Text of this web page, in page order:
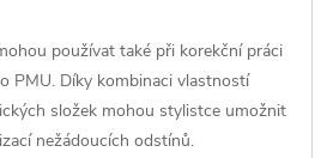
používat také při korekční práci
PMU. Díky kombinaci vlastností
složek mohou stylistce umožnit
nežádoucích odstínů.